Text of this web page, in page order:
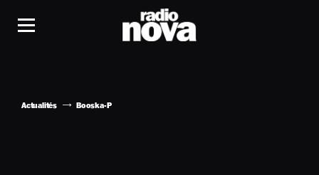
Actualités Booska-P